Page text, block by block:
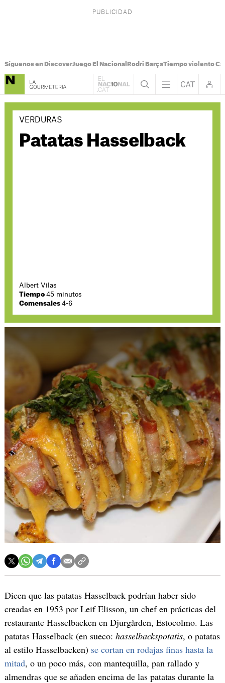
Síguenos en DiscoverJuego El Nacional Rodri BarçaTiempo violento
VERDURAS
Patatas Hasselback
Albert Vilas
Tiempo45 minutos
Comensales4-6
Dicen que las patatas Hasselback podrían haber sido
creadas en 1953 por Leif Elisson, un chef en prácticas del
restaurante Hasselbacken en Djurgården, Estocolmo. Las
patatas Hasselback (en sueco: hasselbackspotatis, o patatas
al estilo Hasselbacken) se cortan en rodajas finas hasta la
mitad, o un poco más, con mantequilla, pan rallado y
almendras que se añaden encima de las patatas durante la